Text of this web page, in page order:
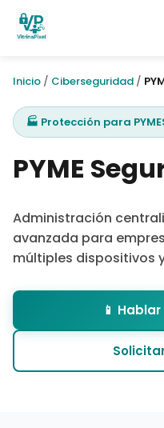
Inicio / Ciberseguridad /
🏭 Protección para
PYME
Administración
avanzada para
múltiples dispositivos
📱